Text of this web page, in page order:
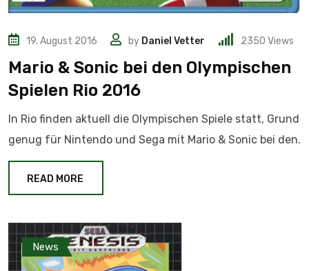
19. August 2016 by Daniel Vetter 2350 Views
Mario & Sonic bei den Olympischen
Spielen Rio 2016
In Rio finden aktuell die Olympischen Spiele statt, Grund
genug für Nintendo und Sega mit Mario & Sonic bei den.
READ MORE
News